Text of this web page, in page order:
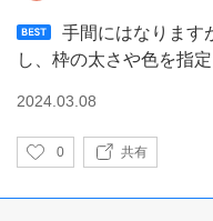
手間にはなります
し、枠の太さや色を指
2024.03.08
い
0 共有